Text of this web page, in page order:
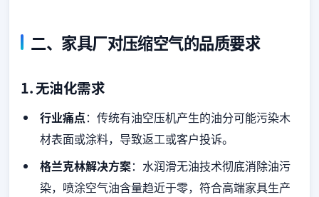
二、家具厂对压缩空气的品质要求
1.无油化需求
行业痛点：传统有油空压机产生的油分可能污染木
材表面或涂料，导致返工或客户投诉。
格兰克林解决方案：水润滑无油技术彻底消除油污
染，喷涂空气油含量趋近于零，符合高端家具生产